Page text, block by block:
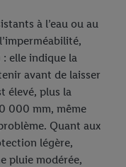
à l’eau ou au
: elle indique la
avant de laisser
élevé, plus la
000 mm, même
Quant aux
légère,
pluie modérée,